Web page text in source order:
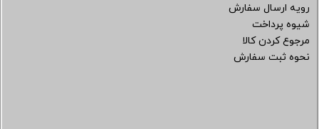
رویه ارسال سفارش
شیوه پرداخت
مرجوع کردن کالا
نحوه ثبت سفارش